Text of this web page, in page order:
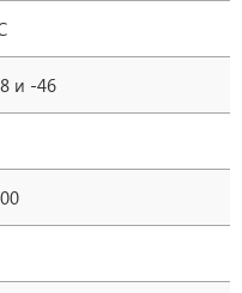
и -46